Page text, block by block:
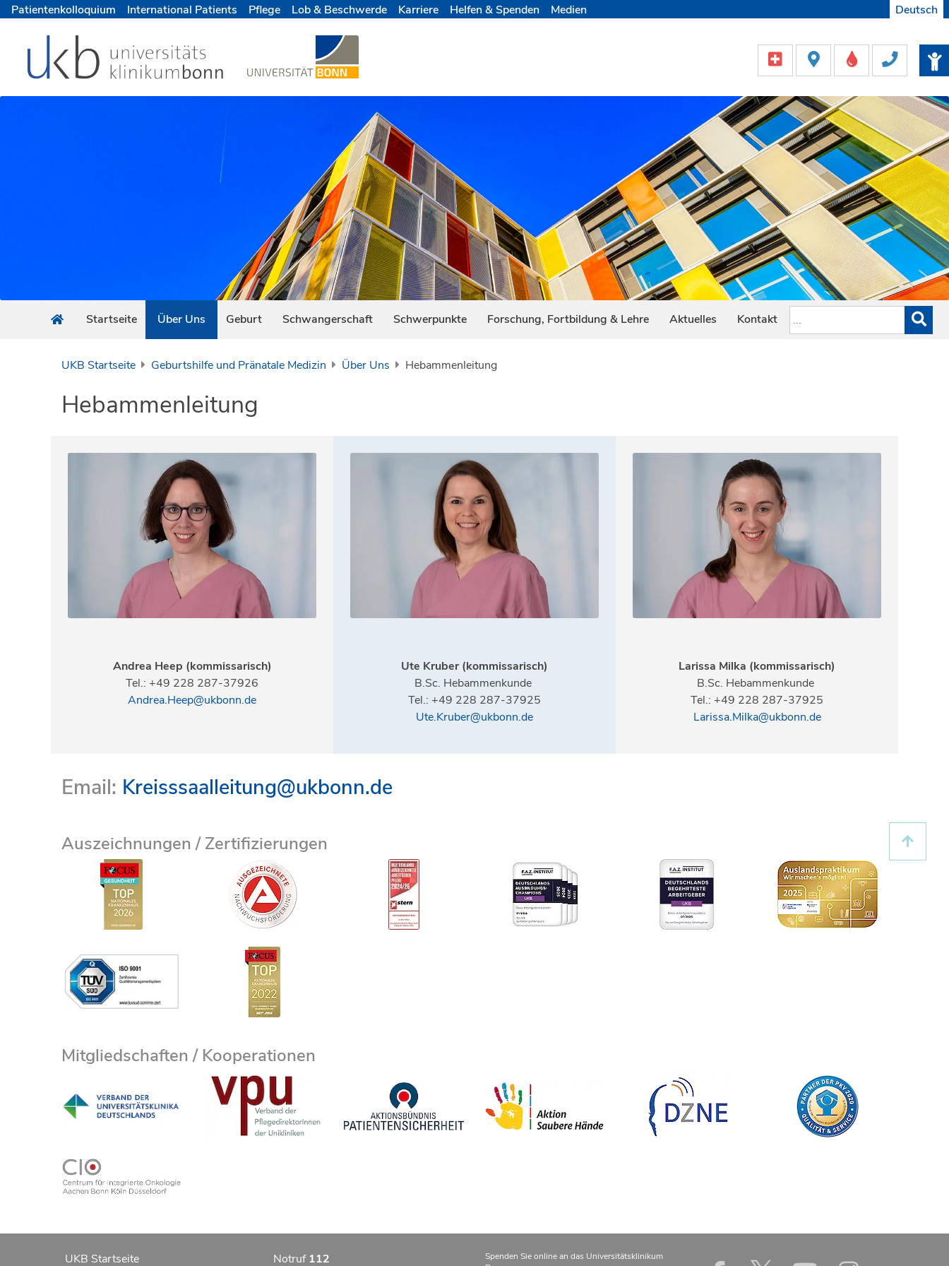
Patientenkolloquium International Patients Pflege Lob & Beschwerde Karriere Helfen & Spenden Medien Deutsch
Startseite Über Uns Geburt Schwangerschaft Schwerpunkte Forschung, Fortbildung & Lehre Aktuelles Kontakt
UKB Startseite Geburtshilfe und Pränatale Medizin Über Uns Hebammenleitung
Hebammenleitung
Andrea Heep (kommissarisch)
Tel.: +49 228 287-37926
Andrea.Heep@ukbonn.de
Ute Kruber (kommissarisch)
B.Sc. Hebammenkunde
Tel.: +49 228 287-37925
Ute.Kruber@ukbonn.de
Larissa Milka (kommissarisch)
B.Sc. Hebammenkunde
Tel.: +49 228 287-37925
Larissa.Milka@ukbonn.de
Email: Kreisssaalleitung@ukbonn.de
Auszeichnungen / Zertifizierungen
Mitgliedschaften / Kooperationen
UKB Startseite Notruf 112
Spenden Sie online an das Universitätsklinikum